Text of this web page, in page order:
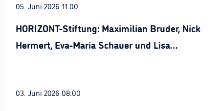
05. Juni 2026 11:00
HORIZONT-Stiftung: Maximilian Bruder, Nick
Hermert, Eva-Maria Schauer und Lisa
03. Juni 2026 08:00